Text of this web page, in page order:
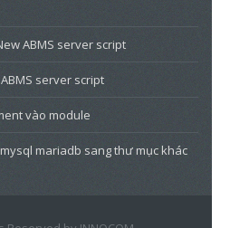
ABMS server script
server script
vào module
mariadb sang thư mục khác